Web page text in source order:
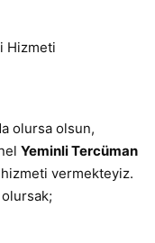
Hizmeti
olursa olsun,
Yeminli Tercüman
vermekteyiz.